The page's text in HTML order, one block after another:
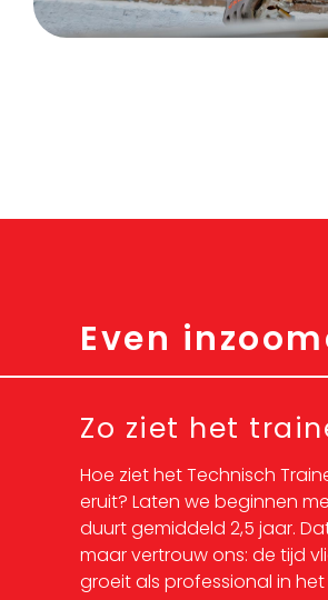
Even
Zo ziet het
Hoe ziet het Technisch
eruit? Laten we beginnen
duurt gemiddeld 2,5 jaar.
maar vertrouw ons: de tijd
groeit als professional in het